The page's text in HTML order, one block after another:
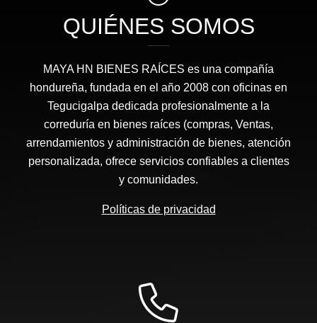
QUIÉNES SOMOS
MAYA HN BIENES RAÍCES​ es una compañía
hondureña, fundada en el año 2008 con oficinas en
Tegucigalpa dedicada profesionalmente a la
correduría en bienes raíces (compras, Ventas,
arrendamientos y administración de bienes, atención
personalizada, ofrece servicios confiables a clientes
y comunidades.
Políticas de privacidad